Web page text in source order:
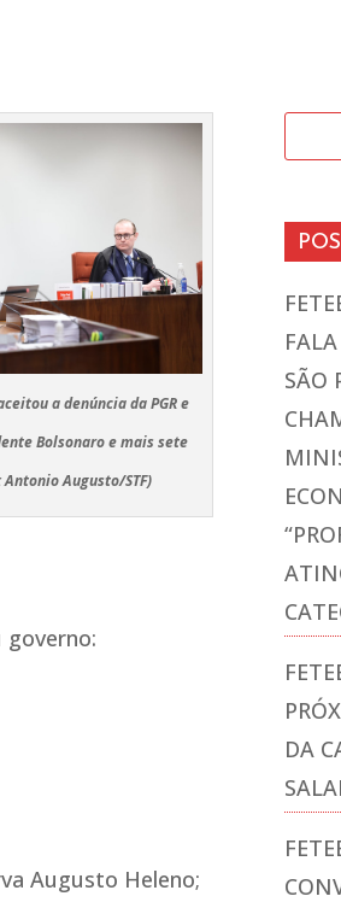
a denúncia da PGR e
Bolsonaro e mais sete
Augusto/STF)
Augusto Heleno;
SÃO
DA